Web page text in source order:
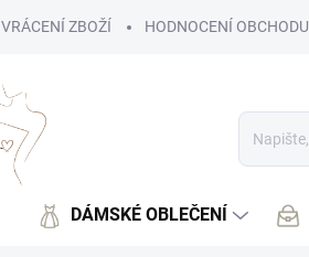
VRÁCENÍ ZBOŽÍ HODNOCENÍ OBCHODU
DÁMSKÉ OBLEČENÍ